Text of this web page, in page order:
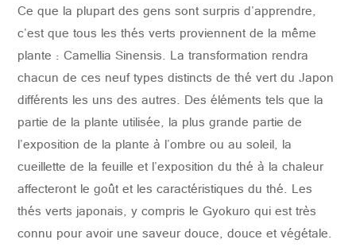
Ce que la plupart des gens sont surpris d'apprendre,
c'est que tous les thés verts proviennent de la même
plante : Camellia Sinensis. La transformation rendra
chacun de ces neuf types distincts de thé vert du Japon
différents les uns des autres. Des éléments tels que la
partie de la plante utilisée, la plus grande partie de
l'exposition de la plante à l'ombre ou au soleil, la
cueillette de la feuille et l'exposition du thé à la chaleur
affecteront le goût et les caractéristiques du thé. Les
thés verts japonais, y compris le Gyokuro qui est très
connu pour avoir une saveur douce, douce et végétale.